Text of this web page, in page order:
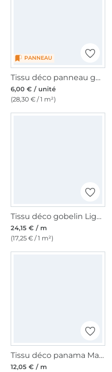
PANNEAU
Tissu déco panneau gobelin Ancre marine, 46 x 46 cm
6,00 € / unité
(28,30 € / 1 m²)
Tissu déco gobelin Lighthouse, bleu
24,15 € / m
(17,25 € / 1 m²)
Tissu déco panama Maritime voilier bord de mer chic, gris bleu
12,05 € / m